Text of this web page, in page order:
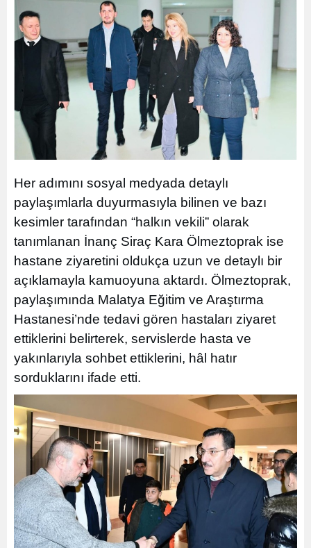
Her adımını sosyal medyada detaylı
paylaşımlarla duyurmasıyla bilinen ve bazı
kesimler tarafından “halkın vekili” olarak
tanımlanan İnanç Siraç Kara Ölmeztoprak ise
hastane ziyaretini oldukça uzun ve detaylı bir
açıklamayla kamuoyuna aktardı. Ölmeztoprak,
paylaşımında Malatya Eğitim ve Araştırma
Hastanesi’nde tedavi gören hastaları ziyaret
ettiklerini belirterek, servislerde hasta ve
yakınlarıyla sohbet ettiklerini, hâl hatır
sorduklarını ifade etti.